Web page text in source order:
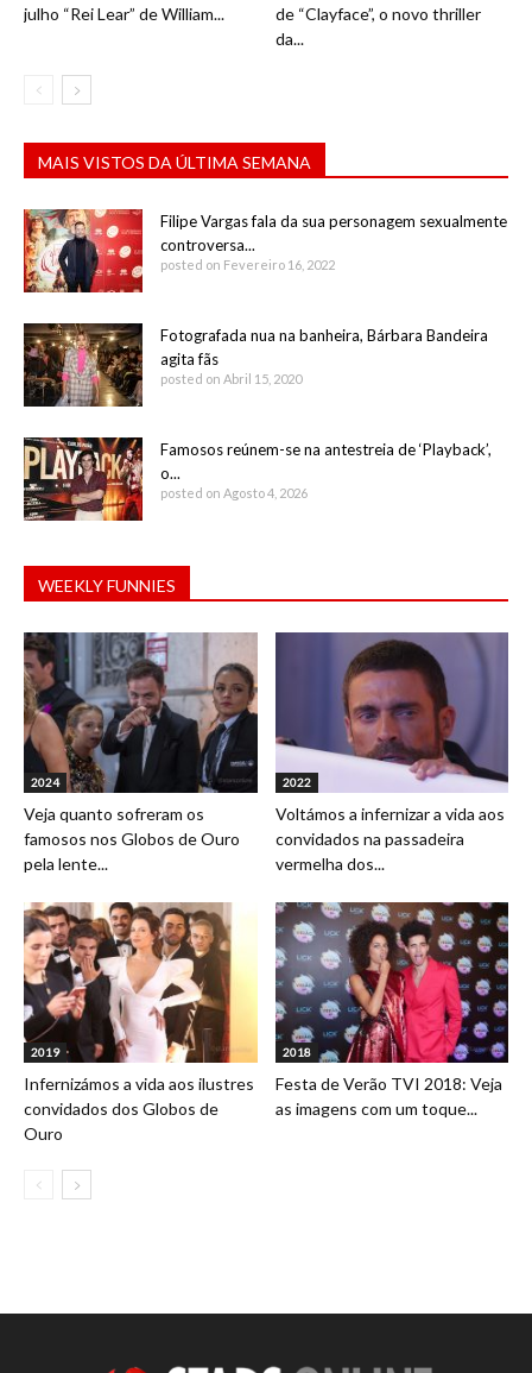
julho “Rei Lear” de William...
de “Clayface”, o novo thriller
da...
MAIS VISTOS DA ÚLTIMA SEMANA
Filipe Vargas fala da sua personagem sexualmente
controversa...
posted on Fevereiro 16, 2022
Fotografada nua na banheira, Bárbara Bandeira
agita fãs
posted on Abril 15, 2020
Famosos reúnem-se na antestreia de ‘Playback’,
o...
posted on Agosto 4, 2026
WEEKLY FUNNIES
2024
Veja quanto sofreram os
famosos nos Globos de Ouro
pela lente...
2022
Voltámos a infernizar a vida aos
convidados na passadeira
vermelha dos...
2019
Infernizámos a vida aos ilustres
convidados dos Globos de
Ouro
2018
Festa de Verão TVI 2018: Veja
as imagens com um toque...